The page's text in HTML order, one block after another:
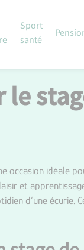
Sport
santé
occasion idéale
et
d’une écurie.